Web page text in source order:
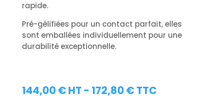
rapide.
Pré-gélifiées pour un contact parfait, elles
sont emballées individuellement pour une
durabilité exceptionnelle.
144,00 €HT - 172,80 €TTC